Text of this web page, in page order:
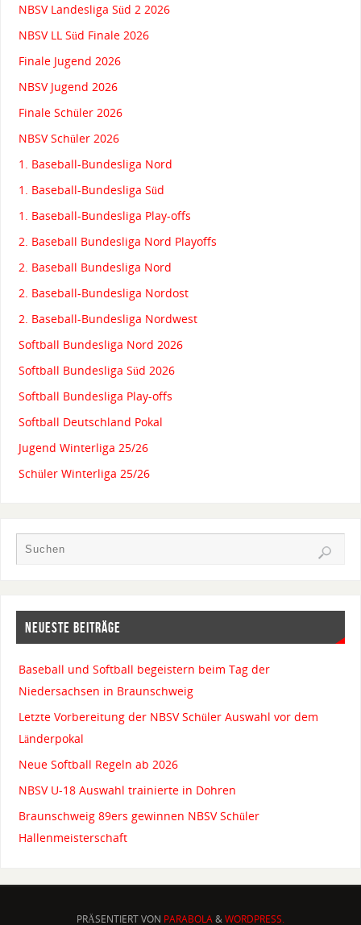
NBSV Landesliga Süd 2 2026
NBSV LL Süd Finale 2026
Finale Jugend 2026
NBSV Jugend 2026
Finale Schüler 2026
NBSV Schüler 2026
1. Baseball-Bundesliga Nord
1. Baseball-Bundesliga Süd
1. Baseball-Bundesliga Play-offs
2. Baseball Bundesliga Nord Playoffs
2. Baseball Bundesliga Nord
2. Baseball-Bundesliga Nordost
2. Baseball-Bundesliga Nordwest
Softball Bundesliga Nord 2026
Softball Bundesliga Süd 2026
Softball Bundesliga Play-offs
Softball Deutschland Pokal
Jugend Winterliga 25/26
Schüler Winterliga 25/26
NEUESTE BEITRÄGE
Baseball und Softball begeistern beim Tag der
Niedersachsen in Braunschweig
Letzte Vorbereitung der NBSV Schüler Auswahl vor dem
Länderpokal
Neue Softball Regeln ab 2026
NBSV U-18 Auswahl trainierte in Dohren
Braunschweig 89ers gewinnen NBSV Schüler
Hallenmeisterschaft
PRÄSENTIERT VON PARABOLA&WORDPRESS.